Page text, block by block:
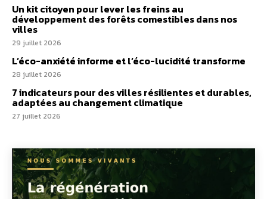
Un kit citoyen pour lever les freins au
développement des forêts comestibles dans nos
villes
29 juillet 2026
L’éco-anxiété informe et l’éco-lucidité transforme
28 juillet 2026
7 indicateurs pour des villes résilientes et durables,
adaptées au changement climatique
27 juillet 2026